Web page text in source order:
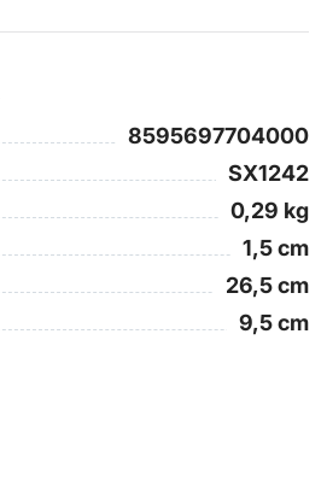
8595697704000
SX1242
0,29 kg
1,5 cm
26,5 cm
9,5 cm